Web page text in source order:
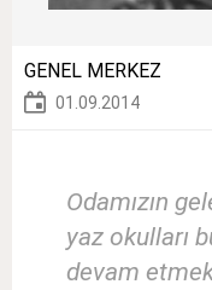
GENEL MERKEZ
01.09.2014
Odamızın
yaz okulları
devam